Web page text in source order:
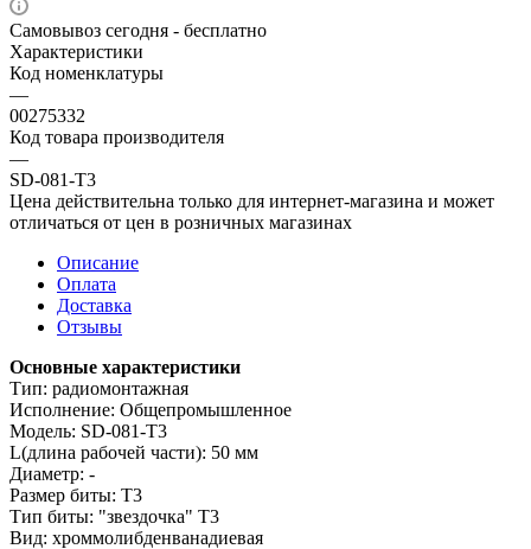
Самовывоз сегодня - бесплатно
Характеристики
Код номенклатуры
—
00275332
Код товара производителя
—
SD-081-T3
Цена действительна только для интернет-магазина и может
отличаться от цен в розничных магазинах
Описание
Оплата
Доставка
Отзывы
Основные характеристики
Тип: радиомонтажная
Исполнение: Общепромышленное
Модель: SD-081-T3
L(длина рабочей части): 50 мм
Диаметр: -
Размер биты: T3
Тип биты: "звездочка" T3
Вид: хроммолибденванадиевая